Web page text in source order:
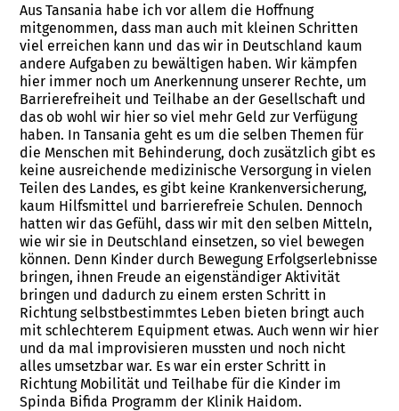
Aus Tansania habe ich vor allem die Hoffnung
mitgenommen, dass man auch mit kleinen Schritten
viel erreichen kann und das wir in Deutschland kaum
andere Aufgaben zu bewältigen haben. Wir kämpfen
hier immer noch um Anerkennung unserer Rechte, um
Barrierefreiheit und Teilhabe an der Gesellschaft und
das ob wohl wir hier so viel mehr Geld zur Verfügung
haben. In Tansania geht es um die selben Themen für
die Menschen mit Behinderung, doch zusätzlich gibt es
keine ausreichende medizinische Versorgung in vielen
Teilen des Landes, es gibt keine Krankenversicherung,
kaum Hilfsmittel und barrierefreie Schulen. Dennoch
hatten wir das Gefühl, dass wir mit den selben Mitteln,
wie wir sie in Deutschland einsetzen, so viel bewegen
können. Denn Kinder durch Bewegung Erfolgserlebnisse
bringen, ihnen Freude an eigenständiger Aktivität
bringen und dadurch zu einem ersten Schritt in
Richtung selbstbestimmtes Leben bieten bringt auch
mit schlechterem Equipment etwas. Auch wenn wir hier
und da mal improvisieren mussten und noch nicht
alles umsetzbar war. Es war ein erster Schritt in
Richtung Mobilität und Teilhabe für die Kinder im
Spinda Bifida Programm der Klinik Haidom.